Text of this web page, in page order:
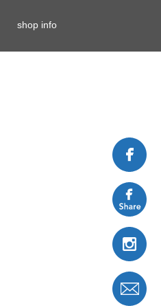
shop info